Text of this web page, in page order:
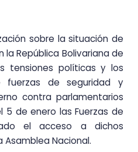
sobre la situación de
la República Bolivariana de
tensiones políticas y los
de seguridad y
contra parlamentarios
5 de enero las Fuerzas de
el acceso a dichos
Nacional.